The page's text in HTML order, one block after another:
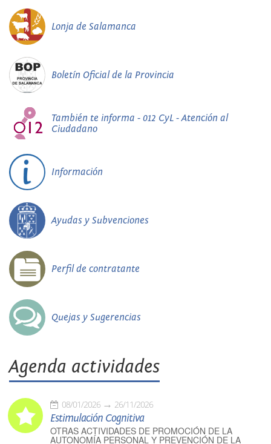
Lonja de Salamanca
Boletín Oficial de la Provincia
También te informa - 012 CyL - Atención al
Ciudadano
Información
Ayudas y Subvenciones
Perfil de contratante
Quejas y Sugerencias
Agenda actividades
08/01/2026 26/11/2026
Estimulación Cognitiva
OTRAS ACTIVIDADES DE PROMOCIÓN DE LA
AUTONOMÍA PERSONAL Y PREVENCIÓN DE LA